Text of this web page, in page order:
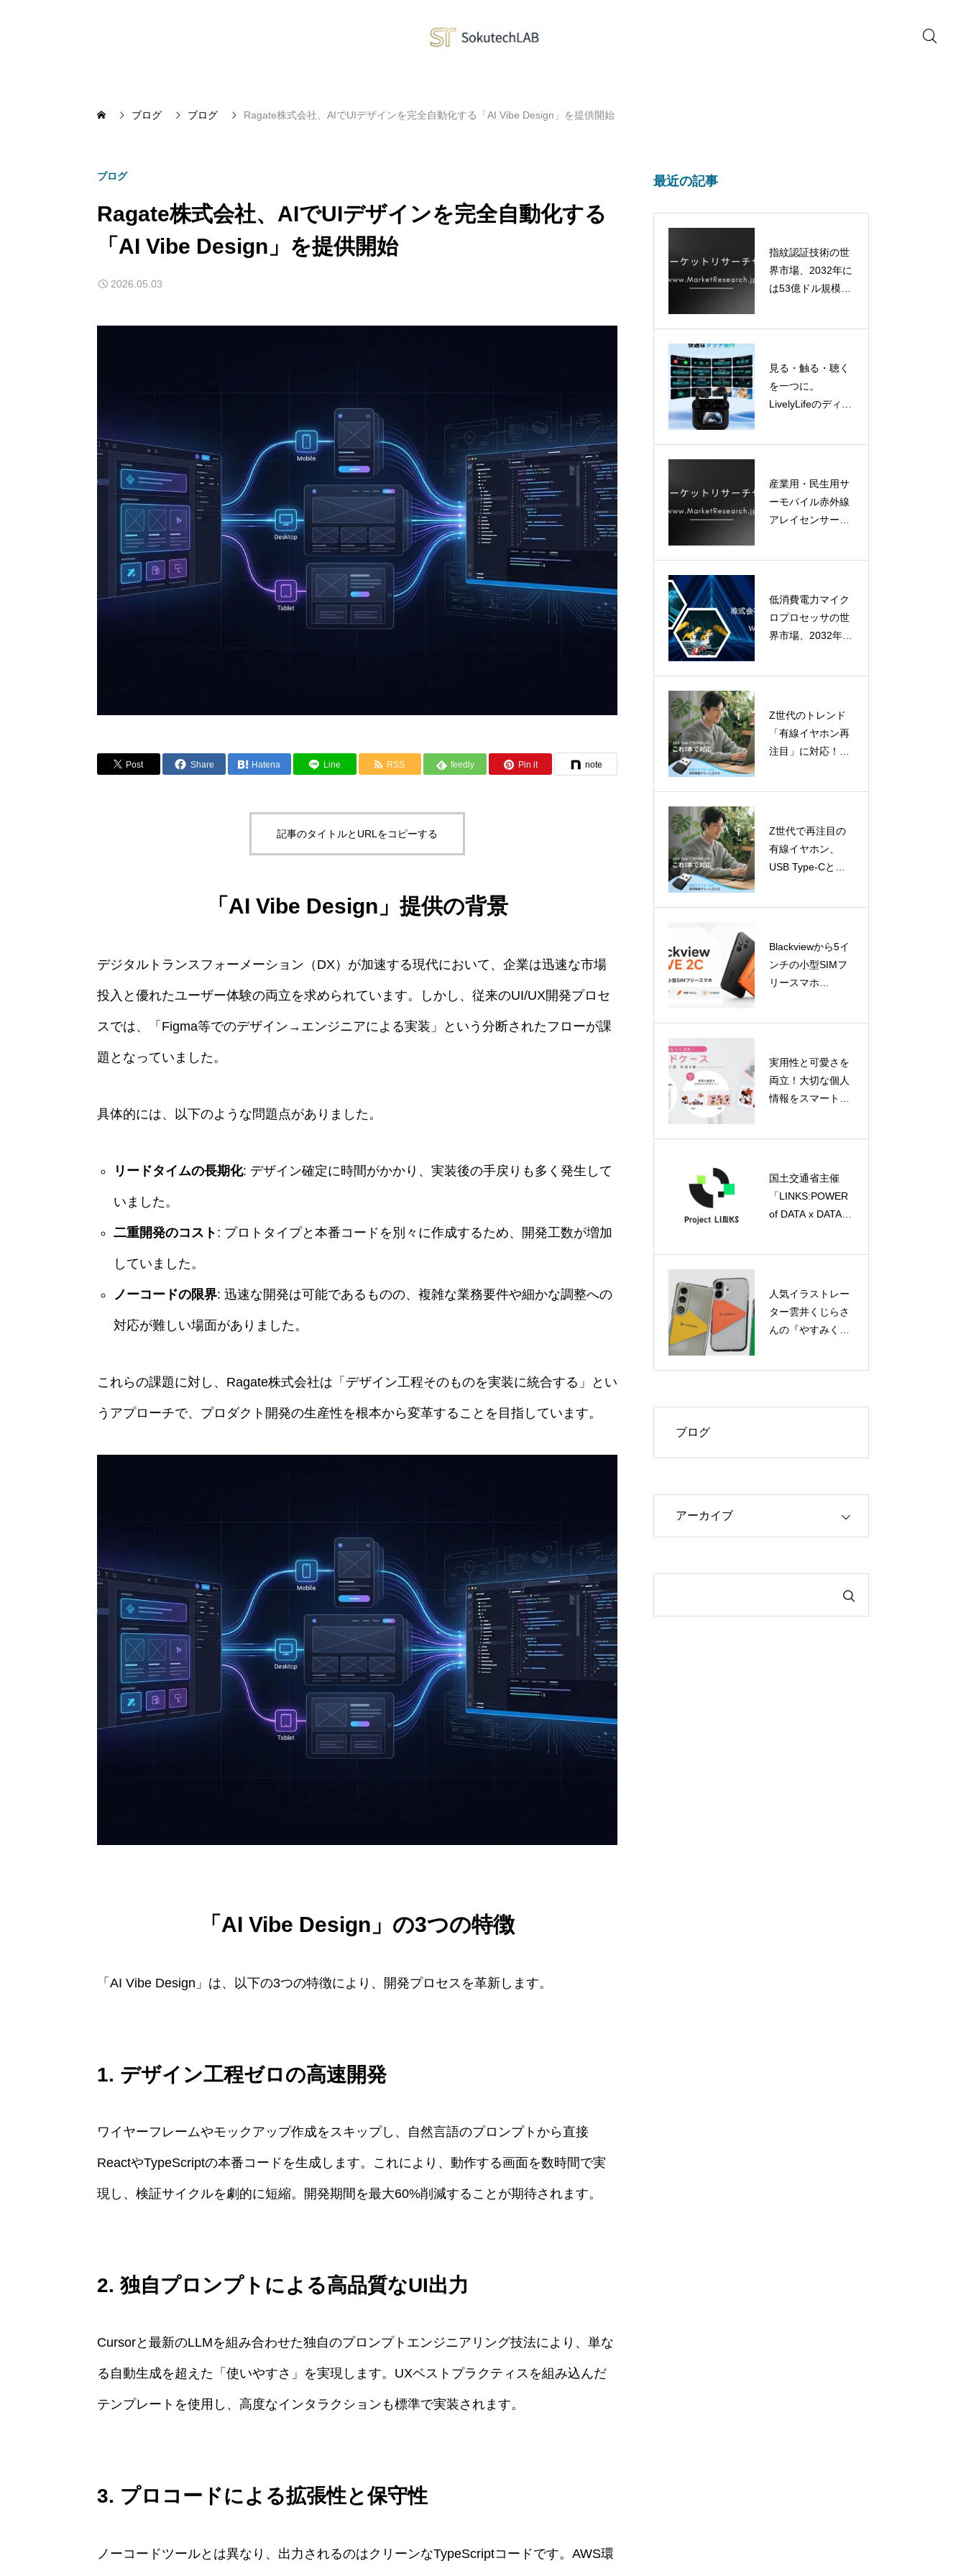
ブログ ブログ Ragate株式会社、AIでUIデザインを完全自動化する「AI Vibe Design」を提供開始
ブログ
Ragate株式会社、AIでUIデザインを完全自動化する
「AI Vibe Design」を提供開始
2026.05.03
Post Share Hatena Line RSS feedly Pin it note
記事のタイトルとURLをコピーする
「AI Vibe Design」提供の背景
デジタルトランスフォーメーション（DX）が加速する現代において、企業は迅速な市場
投入と優れたユーザー体験の両立を求められています。しかし、従来のUI/UX開発プロセ
スでは、「Figma等でのデザイン→エンジニアによる実装」という分断されたフローが課
題となっていました。
具体的には、以下のような問題点がありました。
リードタイムの長期化: デザイン確定に時間がかかり、実装後の手戻りも多く発生して
いました。
二重開発のコスト : プロトタイプと本番コードを別々に作成するため、開発工数が増加
していました。
ノーコードの限界: 迅速な開発は可能であるものの、複雑な業務要件や細かな調整への
対応が難しい場面がありました。
これらの課題に対し、Ragate株式会社は「デザイン工程そのものを実装に統合する」とい
うアプローチで、プロダクト開発の生産性を根本から変革することを目指しています。
「AI Vibe Design」の3つの特徴
「AI Vibe Design」は、以下の3つの特徴により、開発プロセスを革新します。
1. デザイン工程ゼロの高速開発
ワイヤーフレームやモックアップ作成をスキップし、自然言語のプロンプトから直接
ReactやTypeScriptの本番コードを生成します。これにより、動作する画面を数時間で実
現し、検証サイクルを劇的に短縮。開発期間を最大60%削減することが期待されます。
2. 独自プロンプトによる高品質なUI出力
Cursorと最新のLLMを組み合わせた独自のプロンプトエンジニアリング技法により、単な
る自動生成を超えた「使いやすさ」を実現します。UXベストプラクティスを組み込んだ
テンプレートを使用し、高度なインタラクションも標準で実装されます。
3. プロコードによる拡張性と保守性
ノーコードツールとは異なり、出力されるのはクリーンなTypeScriptコードです。AWS環
最近の記事
指紋認証技術の世
界市場、2032年に
は53億ドル規模へ
見る・触る・聴く
を一つに。
LivelyLifeのディス
験をアップデート
産業用・民生用サ
ーモパイル赤外線
アレイセンサーの
低消費電力マイク
ロプロセッサの世
界市場、2032年に
Z世代のトレンド
「有線イヤホン再
注目」に対応！
Z世代で再注目の
有線イヤホン、
USB Type-Cと
Blackviewから5イ
ンチの小型SIMフ
リースマホ
実用性と可愛さを
両立！大切な個人
情報をスマートに
国土交通省主催
「LINKS:POWER
of DATA x DATA
人気イラストレー
ター雲井くじらさ
んの『やすみく
ブログ